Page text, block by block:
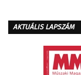
AKTUÁLIS LAPSZÁM